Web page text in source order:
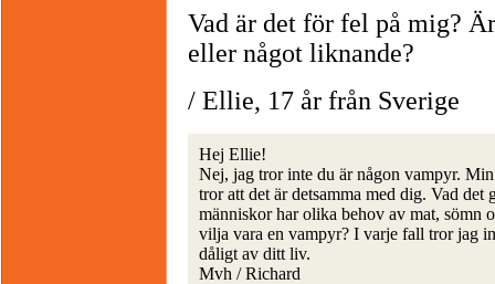
Vad är det för fel på mig?
eller något liknande?
/ Ellie, 17 år från Sverige
Hej Ellie!
Nej, jag tror inte du är någon vampyr.
tror att det är detsamma med dig. Vad det
människor har olika behov av mat, sömn
vilja vara en vampyr? I varje fall tror jag
dåligt av ditt liv.
Mvh / Richard